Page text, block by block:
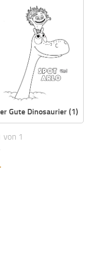
Gute Dinosaurier (1)
von 1